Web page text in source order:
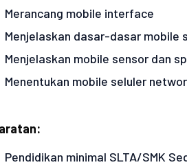
Merancang mobile interface
Menjelaskan dasar-dasar mobile
Menjelaskan mobile sensor dan
Menentukan mobile seluler
Pendidikan minimal SLTA/SMK